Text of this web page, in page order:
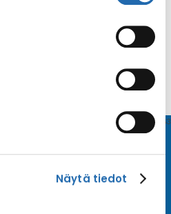
linkistä.
Näytä tiedot
V4.1663